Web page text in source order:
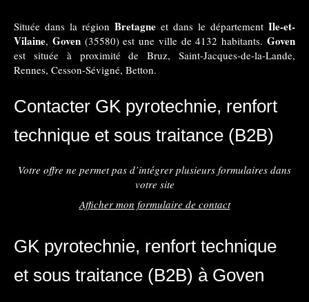
Située dans la région Bretagne et dans le département Ile-et-
Vilaine, Goven(35580) est une ville de 4132 habitants.Goven
est située à proximité de Bruz, Saint-Jacques-de-la-Lande,
Rennes, Cesson-Sévigné, Betton.
Contacter GK pyrotechnie, renfort
technique et sous traitance (B2B)
Votre offre ne permet pas d’intégrer plusieurs formulaires dans
votre site
Afficher mon formulaire de contact
GK pyrotechnie, renfort technique
et sous traitance (B2B) à Goven